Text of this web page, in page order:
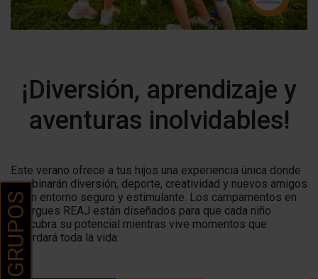
GRUPOS
¡Diversión, aprendizaje y
aventuras inolvidables!
Este verano ofrece a tus hijos una experiencia única donde
combinarán diversión, deporte, creatividad y nuevos amigos
en un entorno seguro y estimulante. Los campamentos en
albergues REAJ están diseñados para que cada niño
descubra su potencial mientras vive momentos que
recordará toda la vida.